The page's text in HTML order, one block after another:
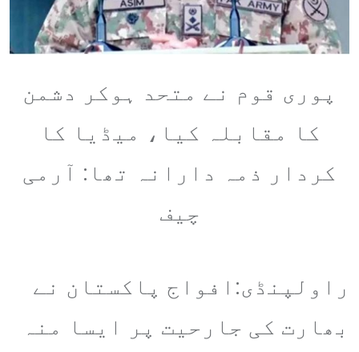
پوری قوم نے متحد ہوکر دشمن
کا مقابلہ کیا، میڈیا کا
کردار ذمہ دارانہ تھا: آرمی
چیف
راولپنڈی:افواج پاکستان نے
بھارت کی جارحیت پر ایسا منہ